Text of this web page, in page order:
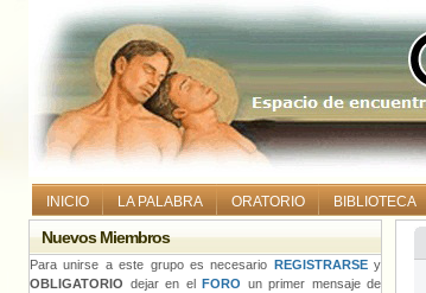
INICIO LA PALABRA ORATORIO BIBLIOTECA
Nuevos Miembros
Para unirse a este grupo es necesario REGISTRARSEy
OBLIGATORIO dejar en el FORO un primer mensaje de